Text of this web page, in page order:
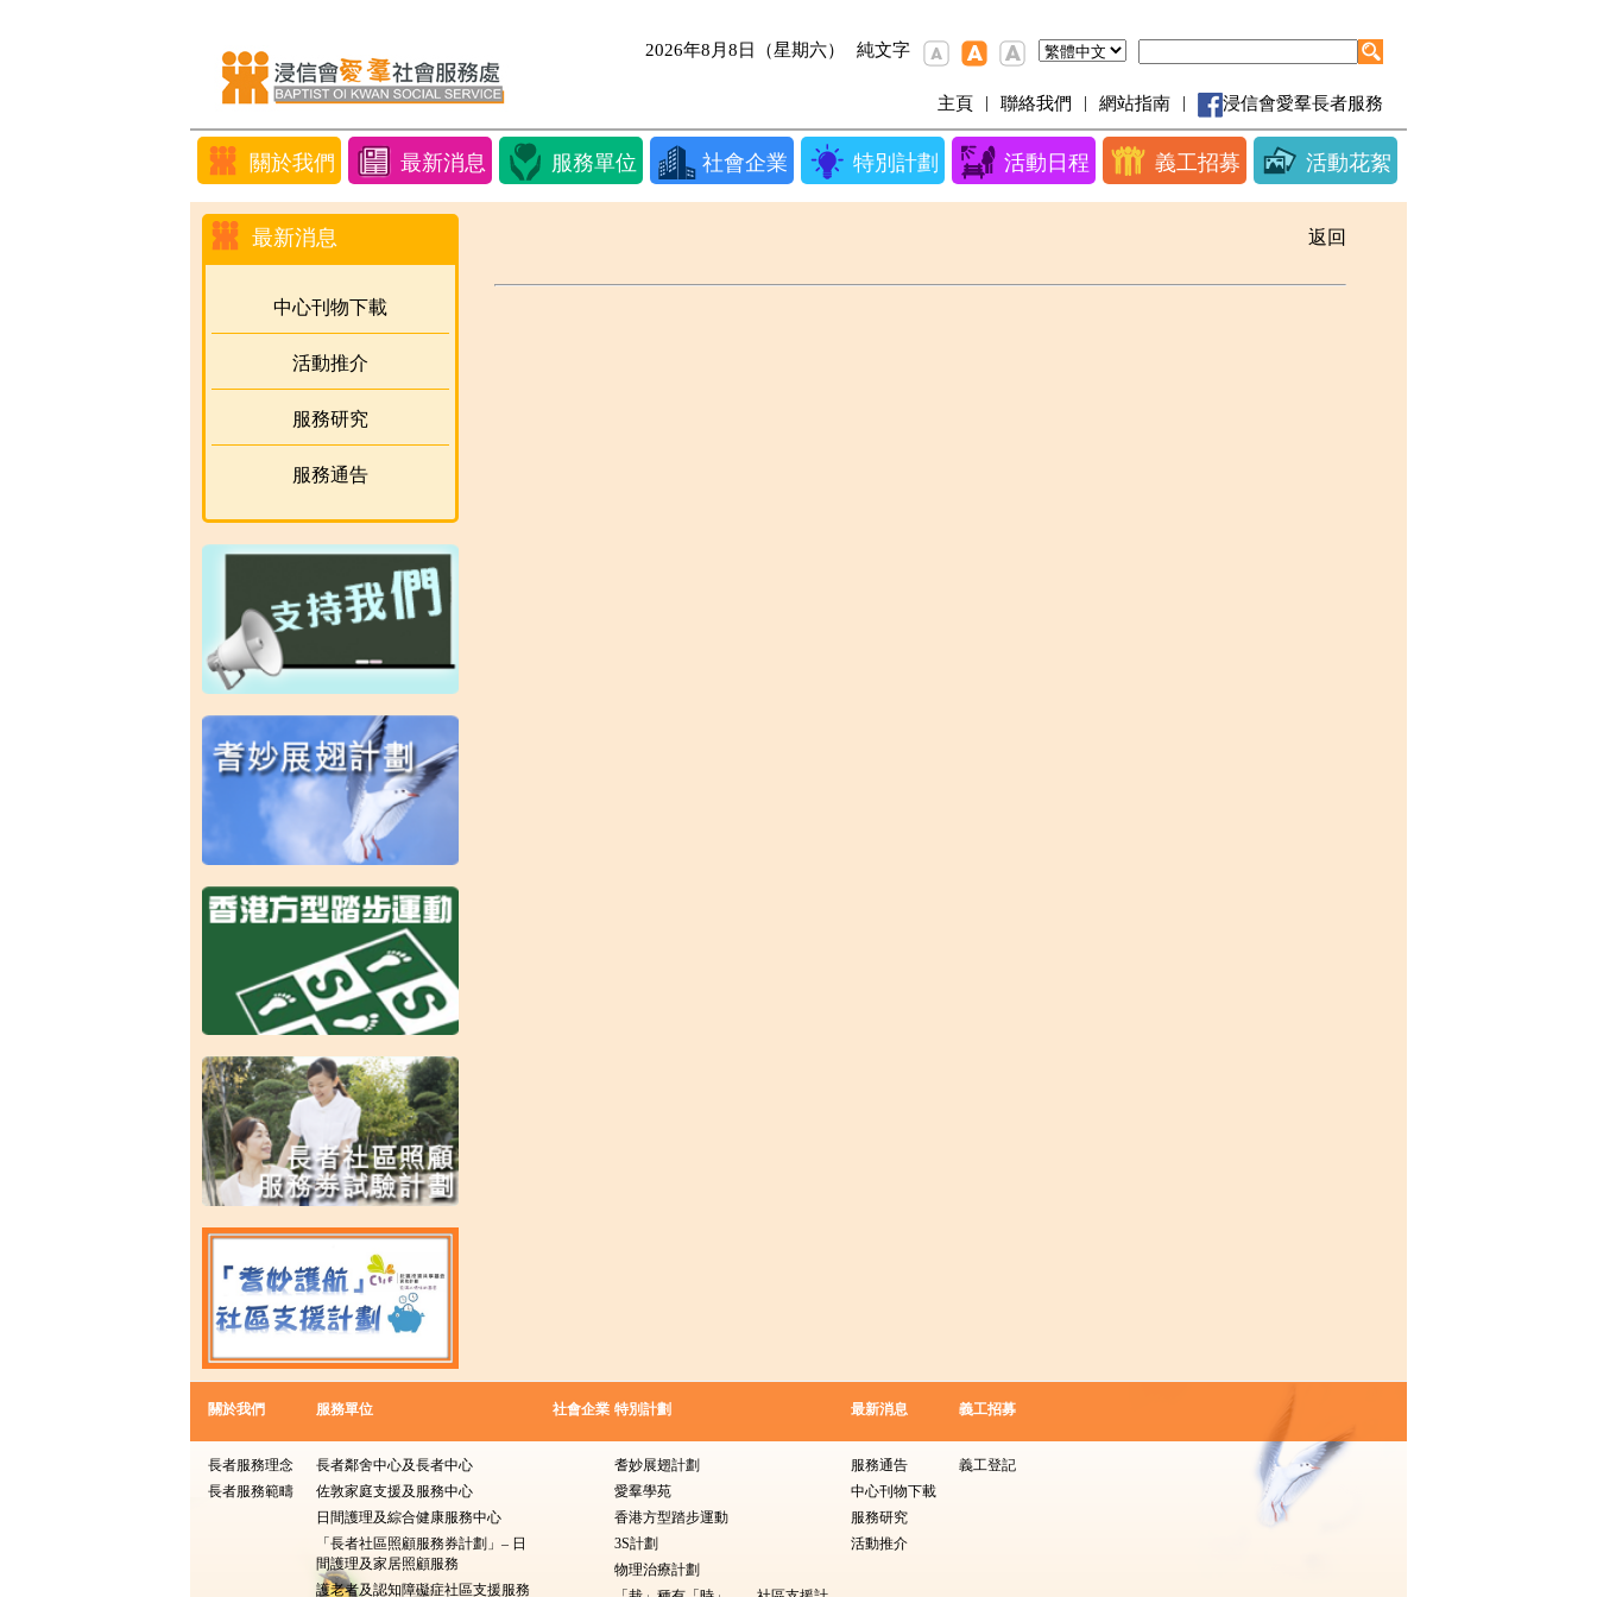
2026年8月8日（星期六） 純文字
主頁 | 聯絡我們 | 網站指南 | 浸信會愛羣長者服務
關於我們 最新消息 服務單位 社會企業 特別計劃 活動日程 義工招募 活動花絮
最新消息
中心刊物下載
活動推介
服務研究
服務通告
返回
關於我們
長者服務理念
長者服務範疇
服務單位
長者鄰舍中心及長者中心
佐敦家庭支援及服務中心
日間護理及綜合健康服務中心
「長者社區照顧服務券計劃」– 日
間護理及家居照顧服務
護老者及認知障礙症社區支援服務
社會企業 特別計劃
耆妙展翅計劃
愛羣學苑
香港方型踏步運動
3S計劃
物理治療計劃
最新消息
服務通告
中心刊物下載
服務研究
活動推介
義工招募
義工登記